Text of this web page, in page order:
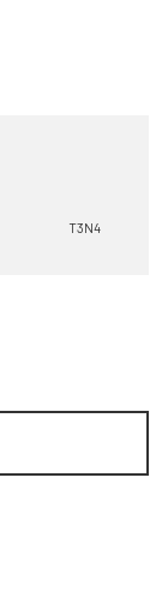
T3N4